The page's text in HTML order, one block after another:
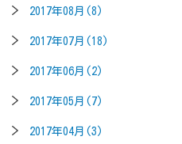
2017年08月(8)
2017年07月(18)
2017年06月(2)
2017年05月(7)
2017年04月(3)